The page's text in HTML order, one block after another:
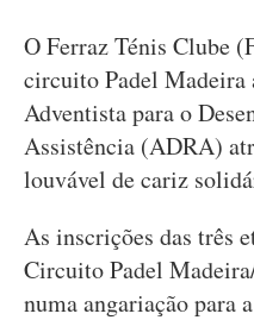
O Ferraz Ténis Clube
circuito Padel Madeira
Adventista para o
Assistência (ADRA)
louvável de cariz
As inscrições das três
Circuito Padel
numa angariação para